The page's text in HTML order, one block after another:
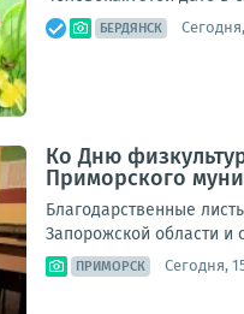
БЕРДЯНСК
Ко Дню
Приморского
Благодарственные
Запорожской области и
ПРИМОРСК Сегодня,